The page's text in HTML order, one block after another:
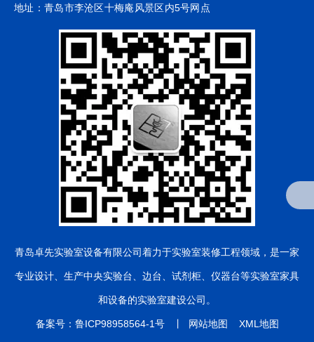
地址：青岛市李沧区十梅庵风景区内5号网点
青岛卓先实验室设备有限公司着力于实验室装修工程领域，是一家
专业设计、生产中央实验台、边台、试剂柜、仪器台等实验室家具
和设备的实验室建设公司。
备案号： 鲁ICP98958564-1号丨 网站地图 XML地图